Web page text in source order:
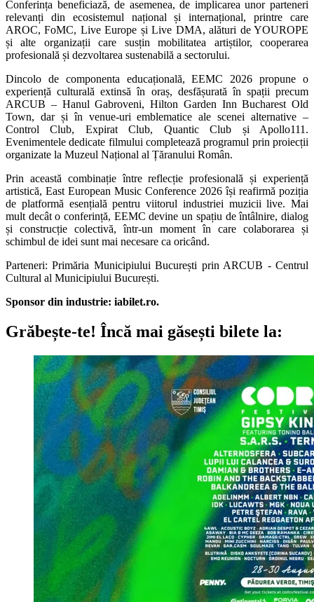
Conferința beneficiază, de asemenea, de implicarea unor parteneri
relevanți din ecosistemul național și internațional, printre care
AROC, FoMC, Live Europe și Live DMA, alături de YOUROPE
și alte organizații care susțin mobilitatea artiștilor, cooperarea
profesională și dezvoltarea sustenabilă a sectorului.
Dincolo de componenta educațională, EEMC 2026 propune o
experiență culturală extinsă în oraș, desfășurată în spații precum
ARCUB – Hanul Gabroveni, Hilton Garden Inn Bucharest Old
Town, dar și în venue-uri emblematice ale scenei alternative –
Control Club, Expirat Club, Quantic Club și Apollo111.
Evenimentele dedicate filmului completează programul prin proiecții
organizate la Muzeul Național al Țăranului Român.
Prin această combinație între reflecție profesională și experiență
artistică, East European Music Conference 2026 își reafirmă poziția
de platformă esențială pentru viitorul industriei muzicii live. Mai
mult decât o conferință, EEMC devine un spațiu de întâlnire, dialog
și construcție colectivă, într-un moment în care colaborarea și
schimbul de idei sunt mai necesare ca oricând.
Parteneri: Primăria Municipiului București prin ARCUB - Centrul
Cultural al Municipiului București.
Sponsor din industrie: iabilet.ro.
Grăbește-te! Încă mai găsești bilete la: